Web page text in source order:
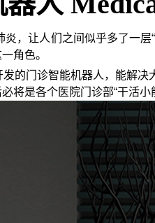
炎，让人们之间似乎多了一
角色。
的门诊智能机器人，能解
将是各个医院门诊部“干活小